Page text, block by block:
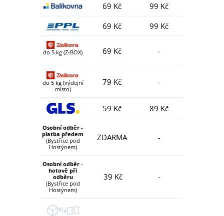
69 Kč
99 Kč
69 Kč
99 Kč
do 5 kg (Z-BOX) 69 Kč -
do 5 kg (výdejní
místo)
79 Kč -
59 Kč 89 Kč
Osobní odběr -
platba předem
(Bystřice pod
Hostýnem)
ZDARMA -
Osobní odběr -
hotově při
odběru
(Bystřice pod
Hostýnem)
39 Kč -